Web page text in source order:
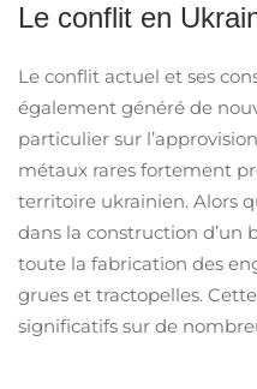
Le conflit en
Le conflit actuel et ses
également généré de
particulier sur
métaux rares fortement
territoire ukrainien. Alors
dans la construction d’un
toute la fabrication des
grues et tractopelles.
significatifs sur de